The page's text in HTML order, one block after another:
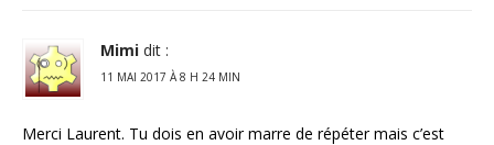
Mimi dit :
11 MAI 2017 À 8 H 24 MIN
Merci Laurent. Tu dois en avoir marre de répéter mais c’est